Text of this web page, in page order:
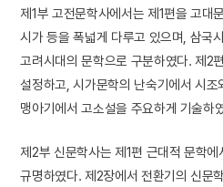
제1부 고전문학사에서는 제1편을 고대
시가 등을 폭넓게 다루고 있으며, 삼국
고려시대의 문학으로 구분하였다. 제2
설정하고, 시가문학의 난숙기에서 시조
맹아기에서 고소설을 주요하게 기술하
제2부 신문학사는 제1편 근대적 문학
규명하였다. 제2장에서 전환기의 신문